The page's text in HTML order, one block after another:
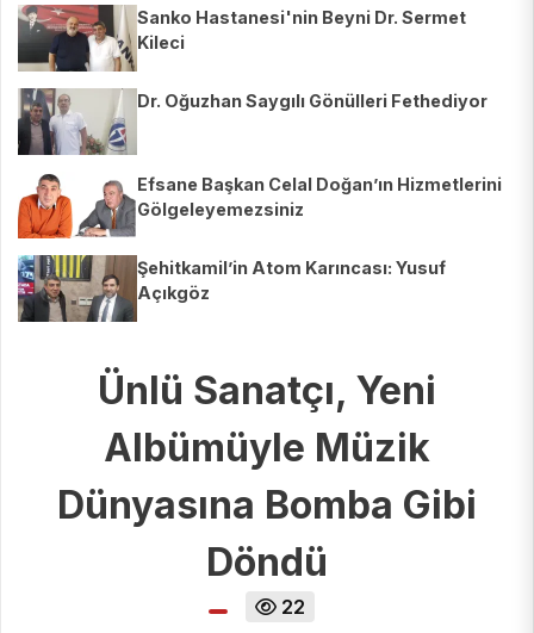
Sanko Hastanesi'nin Beyni Dr. Sermet
Kileci
Dr. Oğuzhan Saygılı Gönülleri Fethediyor
Efsane Başkan Celal Doğan’ın Hizmetlerini
Gölgeleyemezsiniz
Şehitkamil’in Atom Karıncası: Yusuf
Açıkgöz
Ünlü Sanatçı, Yeni
Albümüyle Müzik
Dünyasına Bomba Gibi
Döndü
22